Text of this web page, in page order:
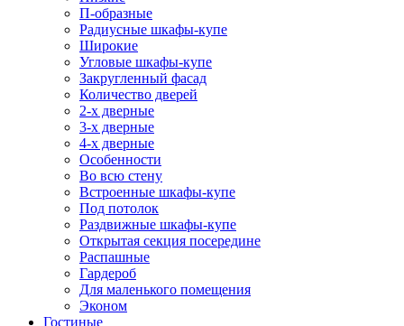
П-образные
Радиусные шкафы-купе
Широкие
Угловые шкафы-купе
Закругленный фасад
Количество дверей
2-х дверные
3-х дверные
4-х дверные
Особенности
Во всю стену
Встроенные шкафы-купе
Под потолок
Раздвижные шкафы-купе
Открытая секция посередине
Распашные
Гардероб
Для маленького помещения
Эконом
Гостиные